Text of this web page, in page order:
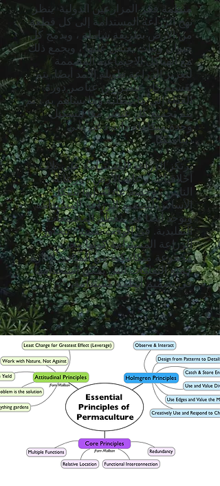
منظمة فخر المزارعين الدولية ينظر
نهج الزراعة المستدامة إلى كل قطعة
من الأرض بطريقة شاملة ، ويدمج كل
حيوان ونبات يعيش عليها ، ويجمع ذلك
مع الهياكل الاجتماعية المصممة
لتعزيز الزراعة طويلة الأمد أيضًا. يتم
تقسيم كل عنصر من عناصر دورة
الغذاء إلى ما تتطلبه وما يساهم به ، ثم
يتم تجميع كل عنصر معًا لتشكيل
وحدة متكاملة ذات دعم ذاتي
ديناميكيًا.
ترتكز الزراعة المستدامة على ثلاث
أخلاقيات: رعاية الأرض ، ورعاية
الناس ، وحصة عادلة. إنها تشكل
الأساس لتصميم الزراعة المستدامة
وتوجد أيضًا في معظم المجتمعات
التقليدية. في الوقت نفسه ، تتجاوز
الزراعة المستدامة كونها مجرد
مجموعة ميكانيكية من المبادئ لإدارة
جميع الثقافات التي يمكن استخدامها
في تصميم أنظمة مستدامة.